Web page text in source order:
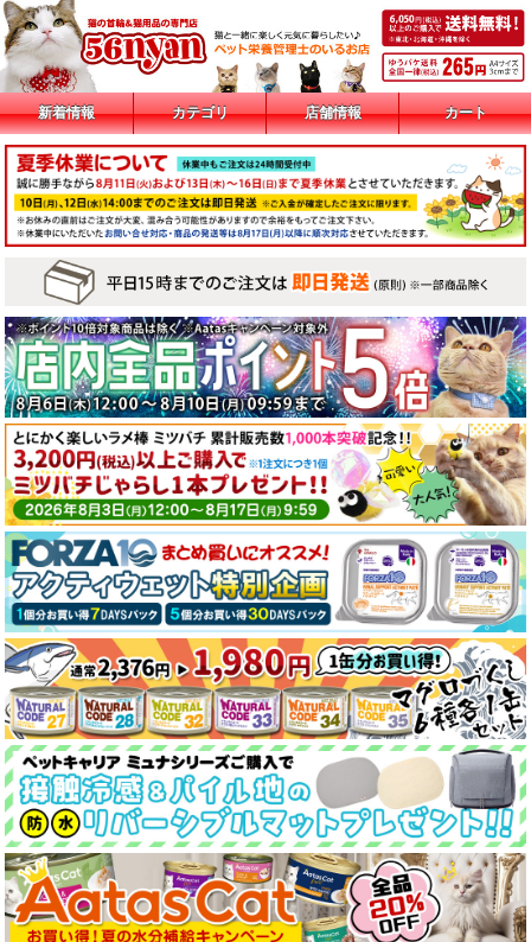
新着情報 カテゴリ 店舗情報 カート